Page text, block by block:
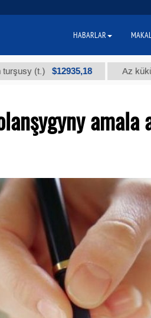
(t.) $12935,18 Az kükürtli
HABARLAR